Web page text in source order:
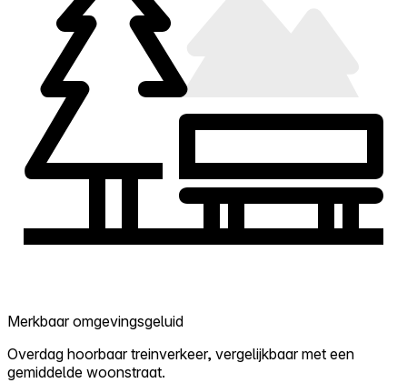
Merkbaar omgevingsgeluid
Overdag hoorbaar treinverkeer, vergelijkbaar met een
gemiddelde woonstraat.